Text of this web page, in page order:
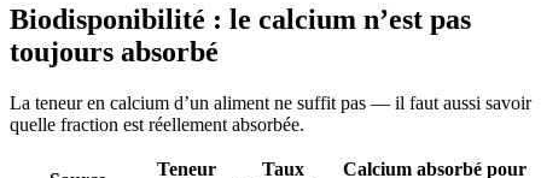
Biodisponibilité : le calcium n’est pas
toujours absorbé
La teneur en calcium d’un aliment ne suffit pas — il faut aussi savoir
quelle fraction est réellement absorbée.
Teneur
Taux
Calcium absorbé pour